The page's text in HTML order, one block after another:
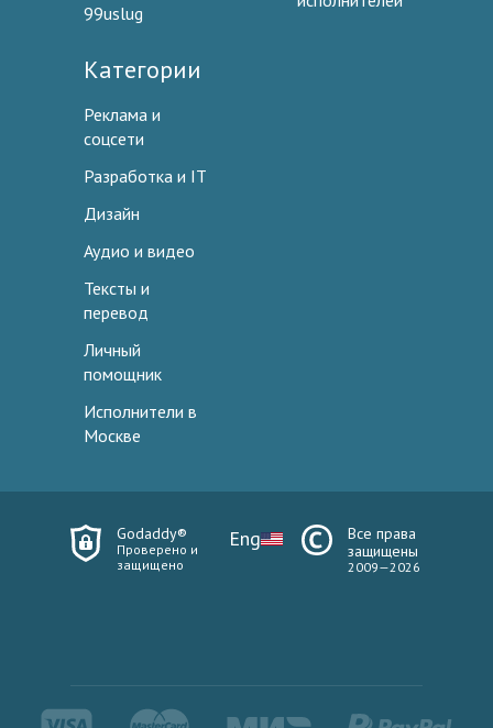
99uslug
Категории
Реклама и
соцсети
Разработка и IT
Дизайн
Аудио и видео
Тексты и
перевод
Личный
помощник
Исполнители в
Москве
Godaddy®
Проверено и
защищено
Eng
Все права
защищены
2009—2026